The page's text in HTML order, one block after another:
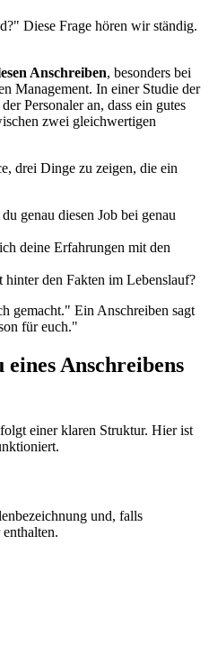
Diese Frage hören wir ständig.
Anschreiben, besonders bei
Management. In einer Studie der
Personaler an, dass ein gutes
zwei gleichwertigen
drei Dinge zu zeigen, die ein
genau diesen Job bei genau
deine Erfahrungen mit den
hinter den Fakten im Lebenslauf?
gemacht." Ein Anschreiben sagt
für euch."
Anschreibens
einer klaren Struktur. Hier ist
und, falls